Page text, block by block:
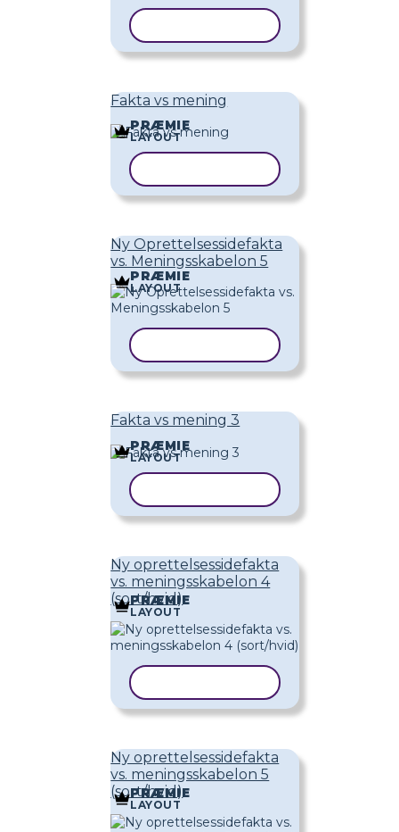
Fakta vs mening
PRÆMIE
LAYOUT
Ny Oprettelsessidefakta
vs. Meningsskabelon 5
PRÆMIE
LAYOUT
Fakta vs mening 3
PRÆMIE
LAYOUT
Ny oprettelsessidefakta
vs. meningsskabelon 4
(sort/hvid)
PRÆMIE
LAYOUT
Ny oprettelsessidefakta
vs. meningsskabelon 5
(sort/hvid)
PRÆMIE
LAYOUT